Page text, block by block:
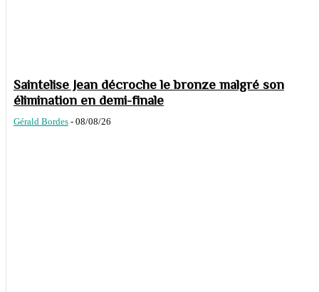
Saintelise Jean décroche le bronze malgré son
élimination en demi-finale
Gérald Bordes - 08/08/26